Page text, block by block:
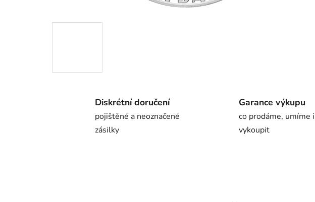
Diskrétní doručení
pojištěné a neoznačené
zásilky
Garance výkupu
co prodáme, umíme i
vykoupit